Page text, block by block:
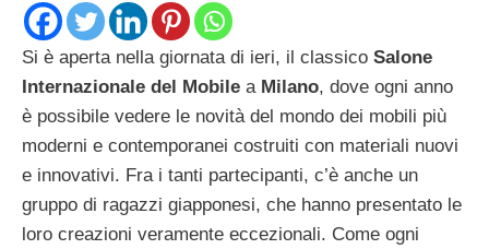
Si è aperta nella giornata di ieri, il classico Salone
Internazionale del Mobile a Milano, dove ogni anno
è possibile vedere le novità del mondo dei mobili più
moderni e contemporanei costruiti con materiali nuovi
e innovativi. Fra i tanti partecipanti, c’è anche un
gruppo di ragazzi giapponesi, che hanno presentato le
loro creazioni veramente eccezionali. Come ogni